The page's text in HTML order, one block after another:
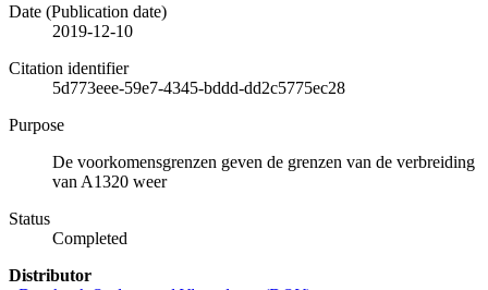
Date (Publication date)
2019-12-10
Citation identifier
5d773eee-59e7-4345-bddd-dd2c5775ec28
Purpose
De voorkomensgrenzen geven de grenzen van de verbreiding
van A1320 weer
Status
Completed
Distributor